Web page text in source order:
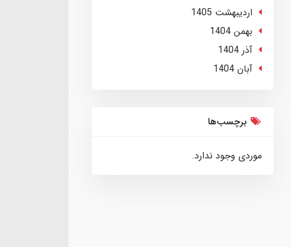
ارديبهشت 1405
بهمن 1404
آذر 1404
آبان 1404
برچسب‌ها
موردی وجود ندارد.